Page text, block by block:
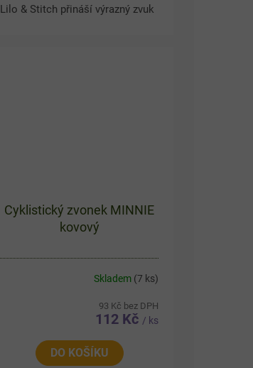
Lilo & Stitch přináší výrazný zvuk
Cyklistický zvonek MINNIE
kovový
Skladem (7 ks)
93 Kč bez DPH
112 Kč / ks
DO KOŠÍKU